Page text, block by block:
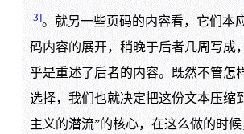
[3]。就另一些页码的内容看，它们本
码内容的展开，稍晚于后者几周写成
乎是重述了后者的内容。既然不管怎
选择，我们也就决定把这份文本压缩
主义的潜流”的核心，在这么做的时